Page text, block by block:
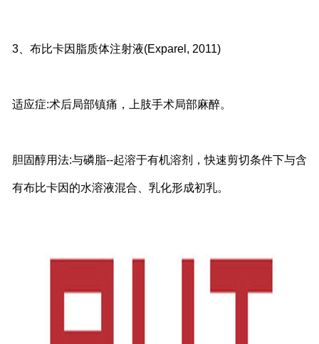
3、布比卡因脂质体注射液(Exparel, 2011)
适应症:术后局部镇痛，上肢手术局部麻醉。
胆固醇用法:与磷脂--起溶于有机溶剂，快速剪切条件下与含
有布比卡因的水溶液混合、乳化形成初乳。